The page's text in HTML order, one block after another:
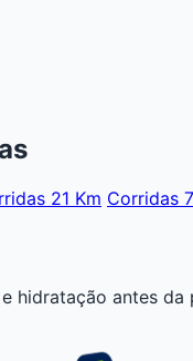
21 Km Corridas
hidratação antes da